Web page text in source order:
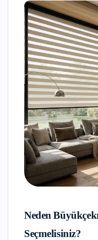
Neden
Seçmelisiniz?